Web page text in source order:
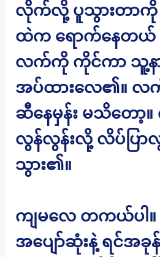
လိုက်လို့ ပူသွားတာ
ထဲက ရောက်နေတယ်
လက်ကို ကိုင်ကာ သူ့န
အပ်ထားလေ၏။
ဆီနေမှန်း မသိတော့
လွန်လွန်းလို့ လိပ်ပြာ
သွား၏။
ကျမလေ တကယ်ပါ။
အပျော်ဆုံးနဲ့ ရင်အခု